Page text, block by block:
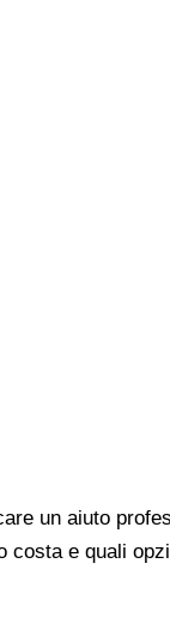
un aiuto
costa e quali